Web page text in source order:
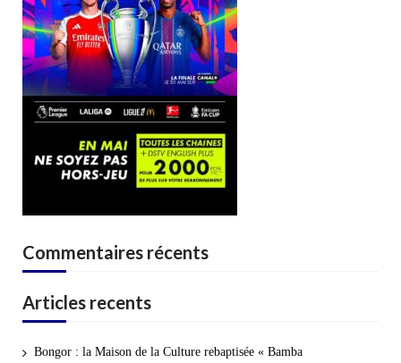
Commentaires récents
Articles recents
Bongor : la Maison de la Culture rebaptisée « Bamba